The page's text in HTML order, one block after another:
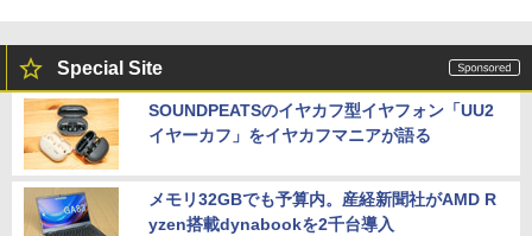
Special Site
SOUNDPEATSのイヤカフ型イヤフォン「UU2
イヤーカフ」をイヤカフマニアが語る
メモリ32GBでも予算内。産経新聞社がAMD R
yzen搭載dynabookを2千台導入